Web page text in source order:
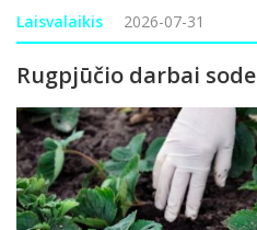
ir bent trumpam pamiršti
krypčių – Ilzenbergo dvar
Laisvalaikis 2026-07-31
Rugpjūčio darbai